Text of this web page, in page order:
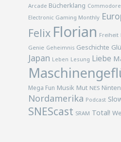
Arcade Bücherklang
Electronic Gaming Monthly
Felix Florian Freiheit
Genie Geheimnis Geschichte
Japan Leben Lesung Liebe
Mega Fun Musik Mut NES
Nordamerika Podcast
SNEScast SRAM Total!